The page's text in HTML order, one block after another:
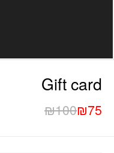
Gift card
₪100₪75